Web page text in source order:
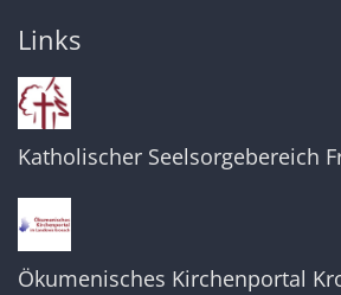
Links
Katholischer Seelsorgebereich
Ökumenisches Kirchenportal